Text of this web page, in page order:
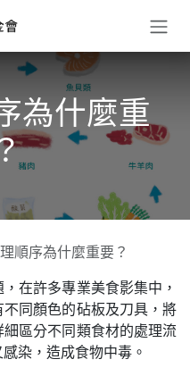
為什麼重
順序為什麼重要？
在許多專業美食影集中，
同顏色的砧板及刀具，將
區分不同類食材的處理流
染，造成食物中毒。